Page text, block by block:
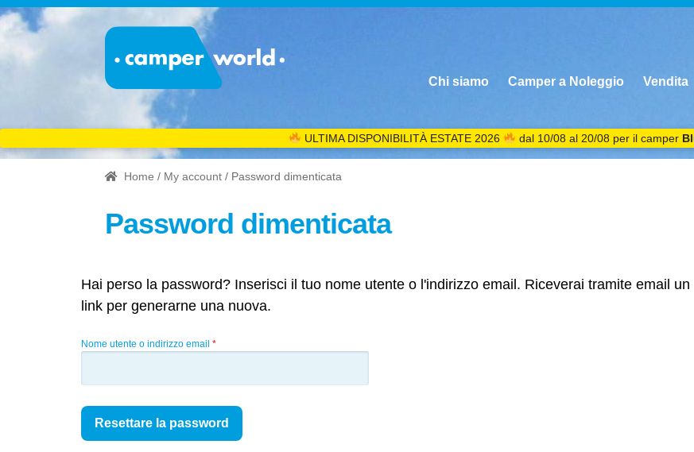
Chi siamo Camper a Noleggio Vendita
ULTIMA DISPONIBILITÀ ESTATE 2026 dal 10/08 al 20/08 per il camper
Home / My account/ Password dimenticata
Password dimenticata
Hai perso la password? Inserisci il tuo nome utente o l'indirizzo email. Riceverai tramite email un
link per generarne una nuova.
Nome utente o indirizzo email *Richiesto
Resettare la password